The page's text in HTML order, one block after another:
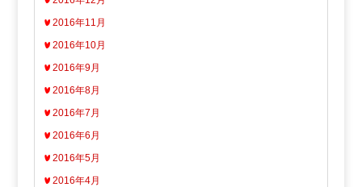
2016年11月
2016年10月
2016年9月
2016年8月
2016年7月
2016年6月
2016年5月
2016年4月